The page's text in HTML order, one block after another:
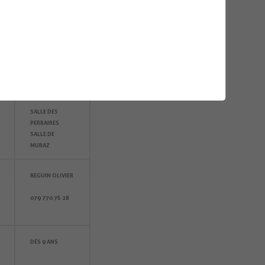
SALLE DES
PERRAIRES
SALLE DE
MURAZ
BEGUIN OLIVIER
079 770 75 28
DÈS 9 ANS